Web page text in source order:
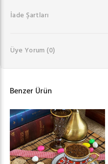
İade Şartları
Üye Yorum(0)
Benzer Ürün